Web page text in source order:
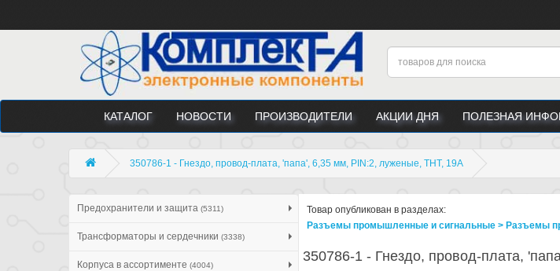
КАТАЛОГ НОВОСТИ ПРОИЗВОДИТЕЛИ АКЦИИ ДНЯ ПОЛЕЗНАЯ
350786-1 - Гнездо, провод-плата, 'папа', 6,35 мм, PIN:2, луженые, THT, 19А
Предохранители и защита (5311)
Трансформаторы и сердечники (3338)
Корпуса в ассортименте (4004)
Товар опубликован в разделах:
Разъемы промышленные и сигнальные > Разъeмы
350786-1 - Гнездо, провод-плата,